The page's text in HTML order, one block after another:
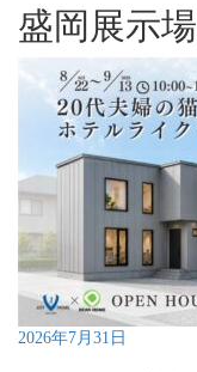
盛岡展示
2026年7月31日